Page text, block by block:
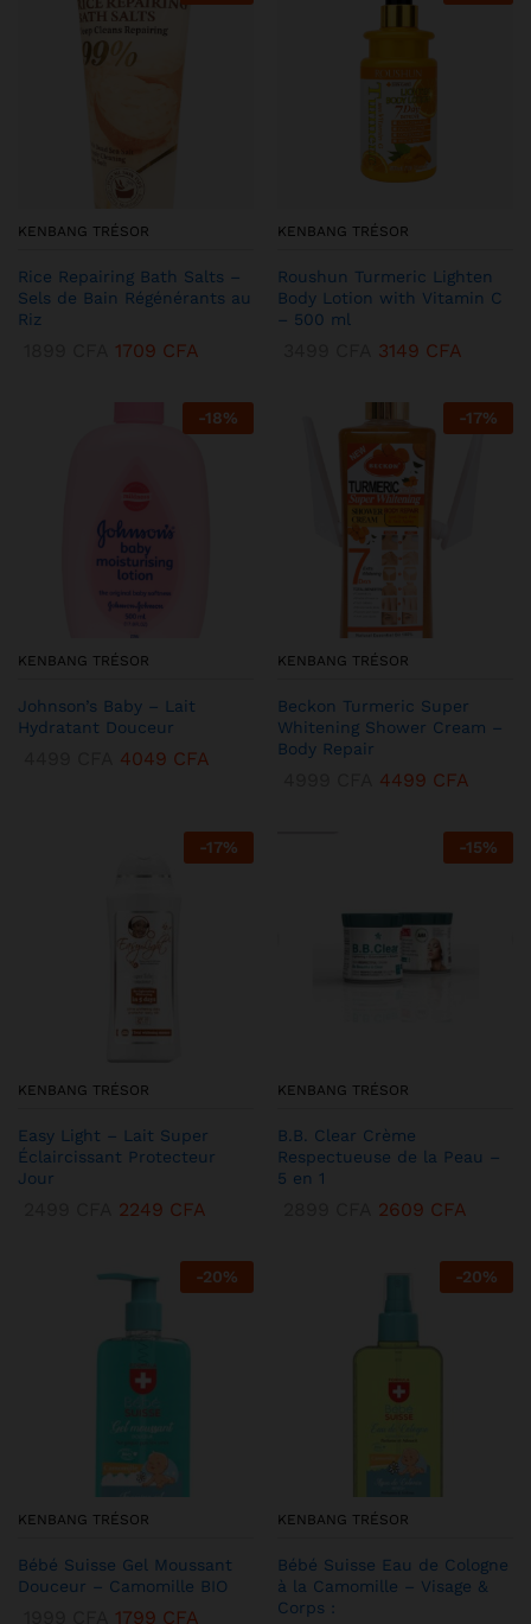
KENBANG TRÉSOR
Rice Repairing Bath Salts –
Sels de Bain Régénérants au
Riz
1709 CFA
KENBANG TRÉSOR
Roushun Turmeric Lighten
Body Lotion with Vitamin C
– 500 ml
3149 CFA
-18%
KENBANG TRÉSOR
Johnson’s Baby – Lait
Hydratant Douceur
4049 CFA
-17%
KENBANG TRÉSOR
Beckon Turmeric Super
Whitening Shower Cream –
Body Repair
4499 CFA
-17%
KENBANG TRÉSOR
Easy Light – Lait Super
Éclaircissant Protecteur
Jour
2249 CFA
-15%
KENBANG TRÉSOR
B.B. Clear Crème
Respectueuse de la Peau –
5 en 1
2609 CFA
-20%
KENBANG TRÉSOR
Bébé Suisse Gel Moussant
Douceur – Camomille BIO
1799 CFA
-20%
KENBANG TRÉSOR
Bébé Suisse Eau de Cologne
à la Camomille – Visage &
Corps :